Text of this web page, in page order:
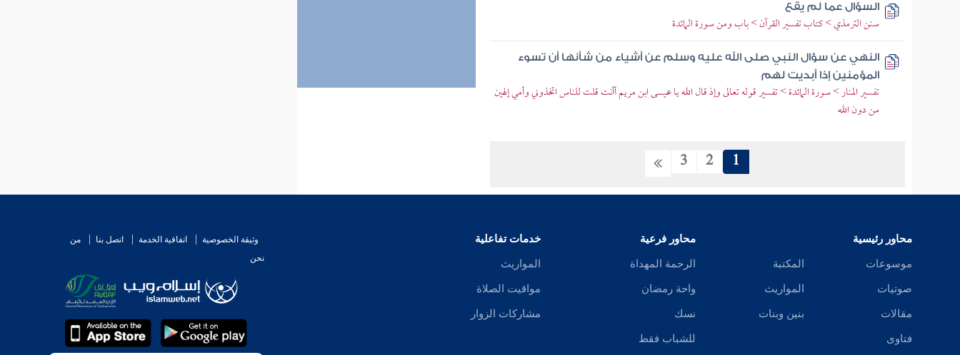
السؤال عما لم يقع
سنن الترمذي > كتاب تفسير القرآن > باب ومن سورة المائدة
النهي عن سؤال النبي صلى الله عليه وسلم عن أشياء من شأنها أن تسوء
المؤمنين إذا أبديت لهم
تفسير المنار > سورة المائدة > تفسير قوله تعالى وإذ قال الله يا عيسى ابن مريم أأنت قلت للناس اتخذوني وأمي إلهين
من دون الله
1
2
3
محاور رئيسية
موسوعات
صوتيات
مقالات
فتاوى
المكتبة
المواريث
بنين وبنات
محاور فرعية
الرحمة المهداة
واحة رمضان
نسك
للشباب فقط
خدمات تفاعلية
المواريث
مواقيت الصلاة
مشاركات الزوار
وثيقة الخصوصية اتفاقية الخدمة اتصل بنا
من
نحن